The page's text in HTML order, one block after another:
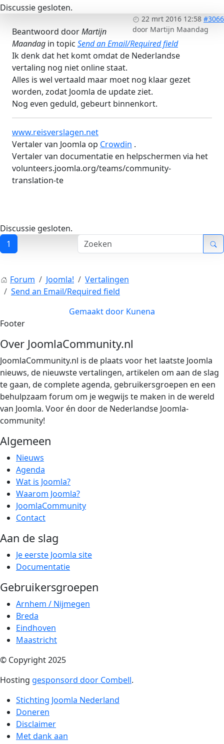
Discussie gesloten.
22 mrt 2016 12:58 #3066
door Martijn Maandag
Beantwoord doorMartijn
Maandag in topic Send an Email/Required field
Ik denk dat het komt omdat de Nederlandse
vertaling nog niet online staat.
Alles is wel vertaald maar moet nog klaar gezet
worden, zodat Joomla de update ziet.
Nog even geduld, gebeurt binnenkort.
www.reisverslagen.net
Vertaler van Joomla op Crowdin .
Vertaler van documentatie en helpschermen via het
volunteers.joomla.org/teams/community-
translation-te
Discussie gesloten.
1
Forum Joomla!
Vertalingen
Send an Email/Required field
Gemaakt door Kunena
Footer
Over JoomlaCommunity.nl
JoomlaCommunity.nl is de plaats voor het laatste Joomla
nieuws, de nieuwste vertalingen, artikelen om aan de slag
te gaan, de complete agenda, gebruikersgroepen en een
behulpzaam forum om je wegwijs te maken in de wereld
van Joomla. Voor én door de Nederlandse Joomla-
community!
Algemeen
Nieuws
Agenda
Wat is Joomla?
Waarom Joomla?
JoomlaCommunity
Contact
Aan de slag
Je eerste Joomla site
Documentatie
Gebruikersgroepen
Arnhem / Nijmegen
Breda
Eindhoven
Maastricht
© Copyright 2025
Hosting gesponsord door Combell.
Stichting Joomla Nederland
Doneren
Disclaimer
Met dank aan